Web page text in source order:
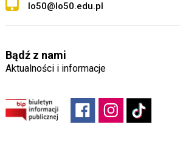
lo50@lo50.edu.pl
Bądź z nami
Aktualności i informacje